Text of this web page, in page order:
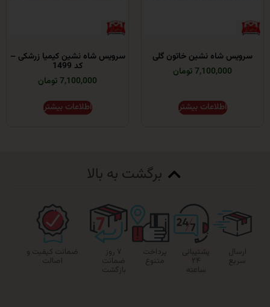
نشین خاتون گلی
اطلاعات بیشتر
سرویس شاه نشین کیمیا زرشکی –
اطلاعات بیشتر
برگشت به بالا
پشتیبانی
۲۴
پرداخت
متنوع
۷ روز
ضمانت
ضمانت کیفیت و
اصالت